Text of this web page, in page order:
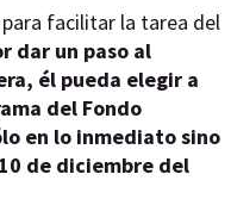
facilitar la tarea del
dar un paso al
él pueda elegir a
del Fondo
en lo inmediato sino
de diciembre del